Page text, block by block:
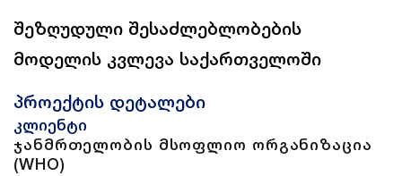
შეზღუდული შესაძლებლობების
მოდელის კვლევა საქართველოში
პროექტის დეტალები
კლიენტი
ჯანმრთელობის მსოფლიო ორგანიზაცია
(WHO)